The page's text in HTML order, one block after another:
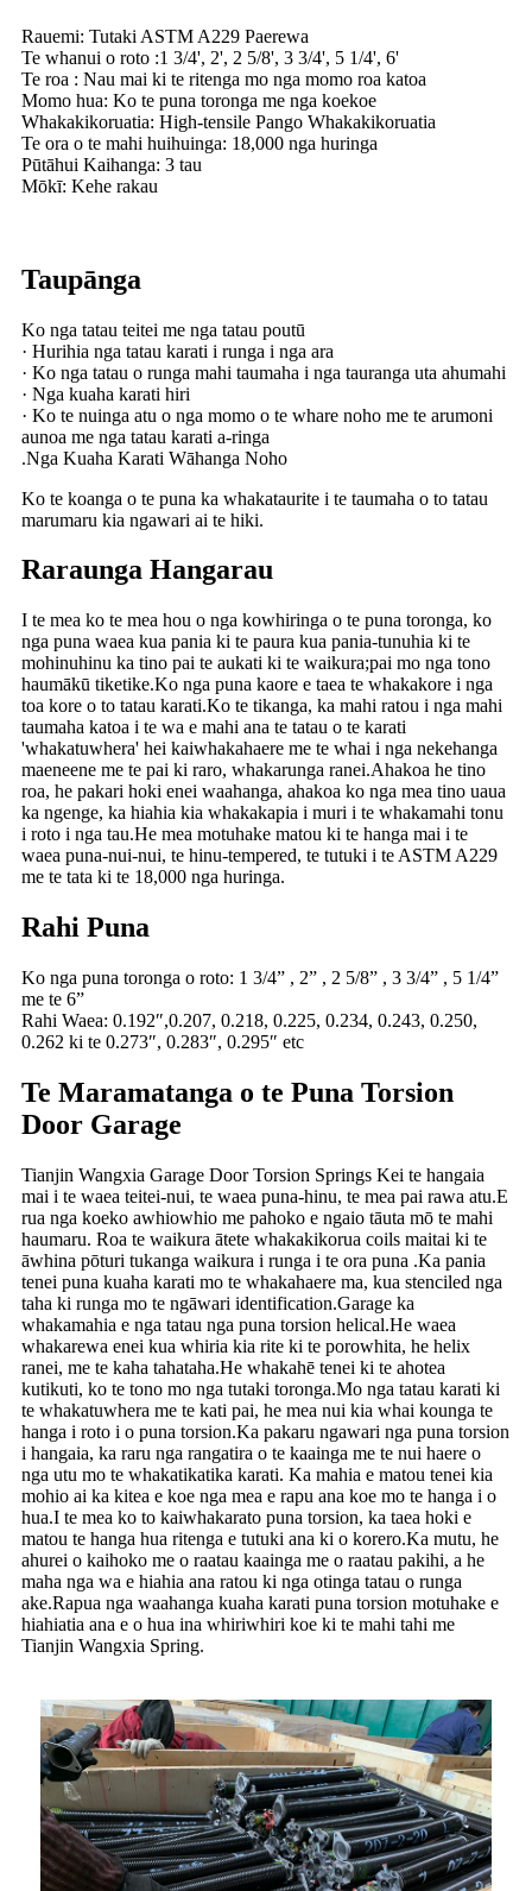
Rauemi: Tutaki ASTM A229 Paerewa
Te whanui o roto :1 3/4', 2', 2 5/8', 3 3/4', 5 1/4', 6'
Te roa : Nau mai ki te ritenga mo nga momo roa katoa
Momo hua: Ko te puna toronga me nga koekoe
Whakakikoruatia: High-tensile Pango Whakakikoruatia
Te ora o te mahi huihuinga: 18,000 nga huringa
Pūtāhui Kaihanga: 3 tau
Mōkī: Kehe rakau
Taupānga
Ko nga tatau teitei me nga tatau poutū
· Hurihia nga tatau karati i runga i nga ara
· Ko nga tatau o runga mahi taumaha i nga tauranga uta ahumahi
· Nga kuaha karati hiri
· Ko te nuinga atu o nga momo o te whare noho me te arumoni
aunoa me nga tatau karati a-ringa
.Nga Kuaha Karati Wāhanga Noho
Ko te koanga o te puna ka whakataurite i te taumaha o to tatau
marumaru kia ngawari ai te hiki.
Raraunga Hangarau
I te mea ko te mea hou o nga kowhiringa o te puna toronga, ko
nga puna waea kua pania ki te paura kua pania-tunuhia ki te
mohinuhinu ka tino pai te aukati ki te waikura;pai mo nga tono
haumākū tiketike.Ko nga puna kaore e taea te whakakore i nga
toa kore o to tatau karati.Ko te tikanga, ka mahi ratou i nga mahi
taumaha katoa i te wa e mahi ana te tatau o te karati
'whakatuwhera' hei kaiwhakahaere me te whai i nga nekehanga
maeneene me te pai ki raro, whakarunga ranei.Ahakoa he tino
roa, he pakari hoki enei waahanga, ahakoa ko nga mea tino uaua
ka ngenge, ka hiahia kia whakakapia i muri i te whakamahi tonu
i roto i nga tau.He mea motuhake matou ki te hanga mai i te
waea puna-nui-nui, te hinu-tempered, te tutuki i te ASTM A229
me te tata ki te 18,000 nga huringa.
Rahi Puna
Ko nga puna toronga o roto: 1 3/4” , 2” , 2 5/8” , 3 3/4” , 5 1/4”
me te 6”
Rahi Waea: 0.192″,0.207, 0.218, 0.225, 0.234, 0.243, 0.250,
0.262 ki te 0.273″, 0.283″, 0.295″ etc
Te Maramatanga o te Puna Torsion
Door Garage
Tianjin Wangxia Garage Door Torsion Springs Kei te hangaia
mai i te waea teitei-nui, te waea puna-hinu, te mea pai rawa atu.E
rua nga koeko awhiowhio me pahoko e ngaio tāuta mō te mahi
haumaru. Roa te waikura ātete whakakikorua coils maitai ki te
āwhina pōturi tukanga waikura i runga i te ora puna .Ka pania
tenei puna kuaha karati mo te whakahaere ma, kua stenciled nga
taha ki runga mo te ngāwari identification.Garage ka
whakamahia e nga tatau nga puna torsion helical.He waea
whakarewa enei kua whiria kia rite ki te porowhita, he helix
ranei, me te kaha tahataha.He whakahē tenei ki te ahotea
kutikuti, ko te tono mo nga tutaki toronga.Mo nga tatau karati ki
te whakatuwhera me te kati pai, he mea nui kia whai kounga te
hanga i roto i o puna torsion.Ka pakaru ngawari nga puna torsion
i hangaia, ka raru nga rangatira o te kaainga me te nui haere o
nga utu mo te whakatikatika karati. Ka mahia e matou tenei kia
mohio ai ka kitea e koe nga mea e rapu ana koe mo te hanga i o
hua.I te mea ko to kaiwhakarato puna torsion, ka taea hoki e
matou te hanga hua ritenga e tutuki ana ki o korero.Ka mutu, he
ahurei o kaihoko me o raatau kaainga me o raatau pakihi, a he
maha nga wa e hiahia ana ratou ki nga otinga tatau o runga
ake.Rapua nga waahanga kuaha karati puna torsion motuhake e
hiahiatia ana e o hua ina whiriwhiri koe ki te mahi tahi me
Tianjin Wangxia Spring.